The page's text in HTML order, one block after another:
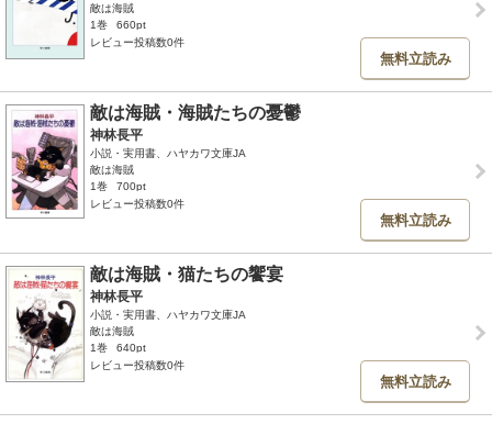
敵は海賊
1巻
660pt
レビュー投稿数0件
無料立読み
敵は海賊・海賊たちの憂鬱
神林長平
小説・実用書、ハヤカワ文庫JA
敵は海賊
1巻
700pt
レビュー投稿数0件
無料立読み
敵は海賊・猫たちの饗宴
神林長平
小説・実用書、ハヤカワ文庫JA
敵は海賊
1巻
640pt
レビュー投稿数0件
無料立読み